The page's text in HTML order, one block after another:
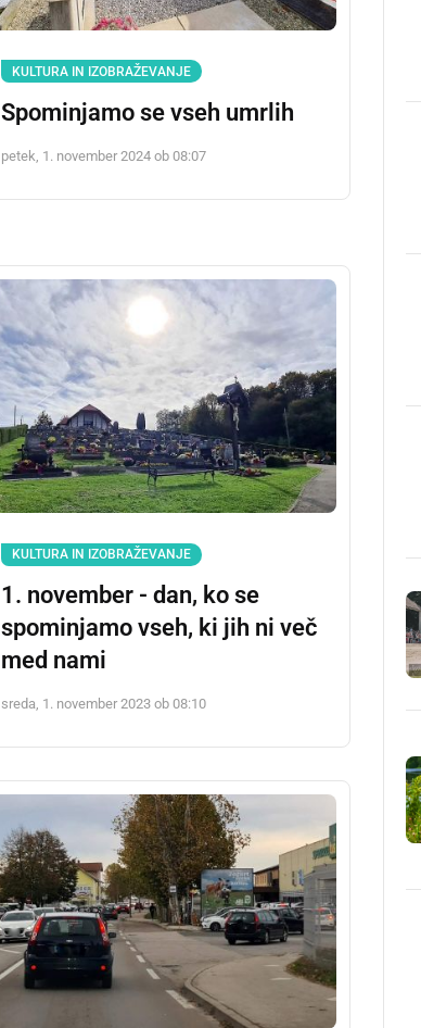
KULTURA IN IZOBRAŽEVANJE
Spominjamo se vseh umrlih
petek, 1. november 2024 ob 08:07
KULTURA IN IZOBRAŽEVANJE
1. november - dan, ko se
spominjamo vseh, ki jih ni več
med nami
sreda, 1. november 2023 ob 08:10